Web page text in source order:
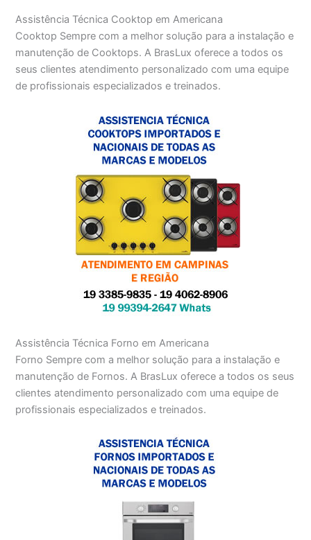
Assistência Técnica Cooktop em Americana
Cooktop Sempre com a melhor solução para a instalação e
manutenção de Cooktops. A BrasLux oferece a todos os
seus clientes atendimento personalizado com uma equipe
de profissionais especializados e treinados.
Assistência Técnica Forno em Americana
Forno Sempre com a melhor solução para a instalação e
manutenção de Fornos. A BrasLux oferece a todos os seus
clientes atendimento personalizado com uma equipe de
profissionais especializados e treinados.